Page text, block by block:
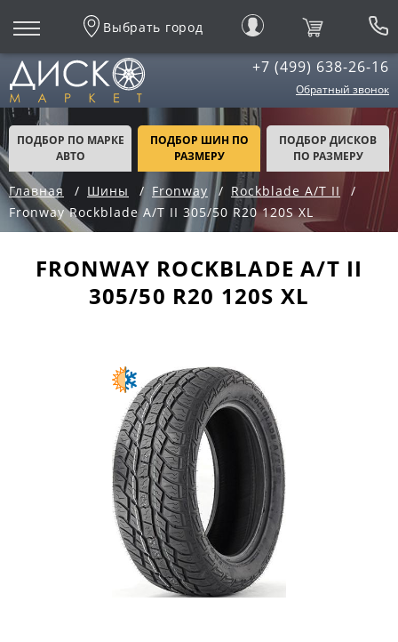
Выбрать город
+7 (499) 638-26-16
Обратный звонок
ПОДБОР ПО МАРКЕ
АВТО
ПОДБОР ШИН ПО
РАЗМЕРУ
ПОДБОР ДИСКОВ
ПО РАЗМЕРУ
Главная Шины Fronway
Rockblade A/T II
Fronway Rockblade A/T II 305/50 R20 120S XL
FRONWAY ROCKBLADE A/T II
305/50 R20 120S XL